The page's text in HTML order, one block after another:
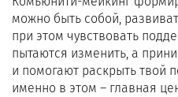
можно быть собой,
при этом чувствовать
пытаются изменить, а
и помогают раскрыть твой
именно в этом – главная